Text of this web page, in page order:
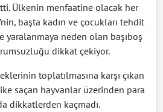
Ülkenin menfaatine olacak her
başta kadın ve çocukları tehdit
yaralanmaya neden olan başıboş
dikkat çekiyor.
toplatılmasına karşı çıkan
saçan hayvanlar üzerinden para
dikkatlerden kaçmadı.